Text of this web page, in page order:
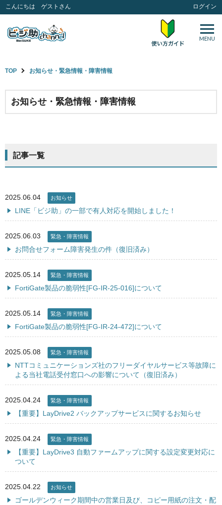
こんにちは ゲストさん ログイン
MENU
TOP お知らせ・緊急情報・障害情報
お知らせ・緊急情報・障害情報
記事一覧
2025.06.04 お知らせ
LINE「ビジ助」の一部で有人対応を開始しました！
2025.06.03 緊急・障害情報
お問合せフォーム障害発生の件（復旧済み）
2025.05.14 緊急・障害情報
FortiGate製品の脆弱性[FG-IR-25-016]について
2025.05.14 緊急・障害情報
FortiGate製品の脆弱性[FG-IR-24-472]について
2025.05.08 緊急・障害情報
NTTコミュニケーションズ社のフリーダイヤルサービス等故障に
よる当社電話受付窓口への影響について（復旧済み）
2025.04.24 緊急・障害情報
【重要】LayDrive2 バックアップサービスに関するお知らせ
2025.04.24 緊急・障害情報
【重要】LayDrive3 自動ファームアップに関する設定変更対応に
ついて
2025.04.22 お知らせ
ゴールデンウィーク期間中の営業日及び、コピー用紙の注文・配